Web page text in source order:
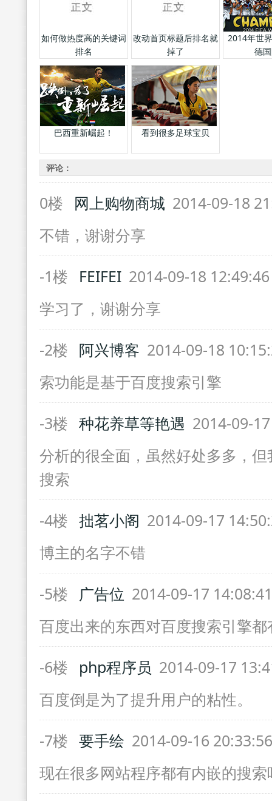
如何做热度高的关键词
排名
改动首页标题后排名就
掉了
2014年世
德
巴西重新崛起！ 看到很多足球宝贝
评论：
0楼 网上购物商城 2014-09-18
不错，谢谢分享
-1楼
FEIFEI 2014-09-18
学习了，谢谢分享
-2楼 阿兴博客 2014-09-18
索功能是基于百度搜索引擎
-3楼 种花养草等艳遇 2014-09-
分析的很全面，虽然好处多多，
搜索
-4楼 拙茗小阁 2014-09-17
博主的名字不错
-5楼
广告位 2014-09-17
百度出来的东西对百度搜索引擎
-6楼
php程序员 2014-09-17
百度倒是为了提升用户的粘性。
-7楼 要手绘 2014-09-16
现在很多网站程序都有内嵌的搜索